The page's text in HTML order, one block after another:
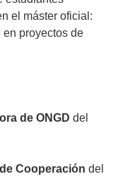
el máster oficial:
proyectos de
de ONGD del
Cooperación del